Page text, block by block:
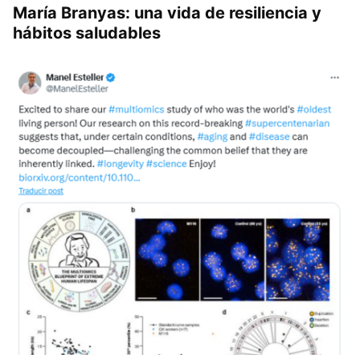
María Branyas: una vida de resiliencia y
hábitos saludables